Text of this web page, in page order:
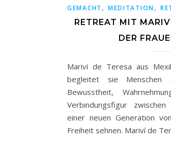
GEMACHT , MEDITATION,
RETREAT MIT
DER
Mariví de Teresa aus
begleitet sie
Bewusstheit,
Verbindungsfigur
einer neuen Generation
Freiheit sehnen. Mariví de